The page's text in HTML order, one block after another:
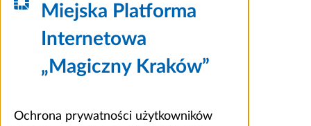
Miejska Platforma
Internetowa
„Magiczny Kraków”
Ochrona prywatności użytkowników